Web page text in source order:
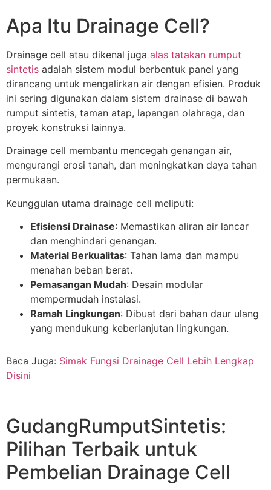
Apa Itu Drainage Cell?
Drainage cell atau dikenal juga alas tatakan rumput
sintetis adalah sistem modul berbentuk panel yang
dirancang untuk mengalirkan air dengan efisien. Produk
ini sering digunakan dalam sistem drainase di bawah
rumput sintetis, taman atap, lapangan olahraga, dan
proyek konstruksi lainnya.
Drainage cell membantu mencegah genangan air,
mengurangi erosi tanah, dan meningkatkan daya tahan
permukaan.
Keunggulan utama drainage cell meliputi:
Efisiensi Drainase: Memastikan aliran air lancar
dan menghindari genangan.
Material Berkualitas: Tahan lama dan mampu
menahan beban berat.
Pemasangan Mudah: Desain modular
mempermudah instalasi.
Ramah Lingkungan: Dibuat dari bahan daur ulang
yang mendukung keberlanjutan lingkungan.
Baca Juga: Simak Fungsi Drainage Cell Lebih Lengkap
Disini
GudangRumputSintetis:
Pilihan Terbaik untuk
Pembelian Drainage Cell